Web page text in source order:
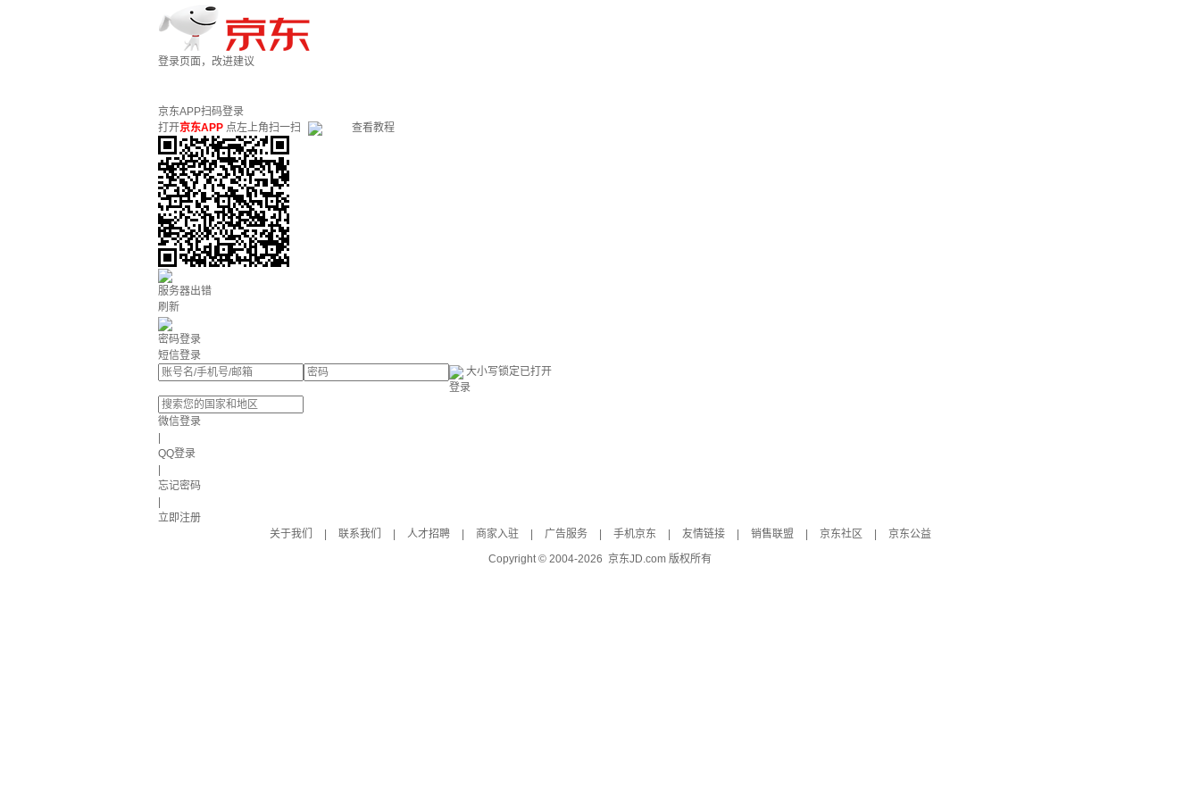
登录页面，改进建议
京东APP扫码登录
打开京东APP 点左上角扫一扫 查看教程
服务器出错
刷新
密码登录
短信登录
大小写锁定已打开
登录
微信登录
QQ登录
忘记密码
立即注册
关于我们
联系我们 人才招聘 商家入驻 广告服务 手机京东 友情链接 销售联盟 京东社区
京东公益
Copyright © 2004-2026 京东JD.com 版权所有